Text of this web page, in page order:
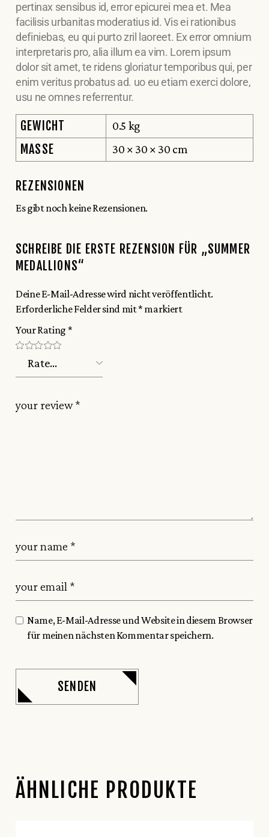
pertinax sensibus id, error epicurei mea et. Mea
facilisis urbanitas moderatius id. Vis ei rationibus
definiebas, eu qui purto zril laoreet. Ex error omnium
interpretaris pro, alia illum ea vim. Lorem ipsum
dolor sit amet, te ridens gloriatur temporibus qui, per
enim veritus probatus ad. uo eu etiam exerci dolore,
usu ne omnes referrentur.
GEWICHT 0.5 kg
MASSE 30 × 30 × 30 cm
REZENSIONEN
Es gibt noch keine Rezensionen.
SCHREIBE DIE ERSTE REZENSION FÜR „SUMMER
MEDALLIONS“
Deine E-Mail-Adresse wird nicht veröffentlicht.
Erforderliche Felder sind mit* markiert
Your Rating *
Name, E-Mail-Adresse und Website in diesem Browser
für meinen nächsten Kommentar speichern.
SENDEN
ÄHNLICHE PRODUKTE